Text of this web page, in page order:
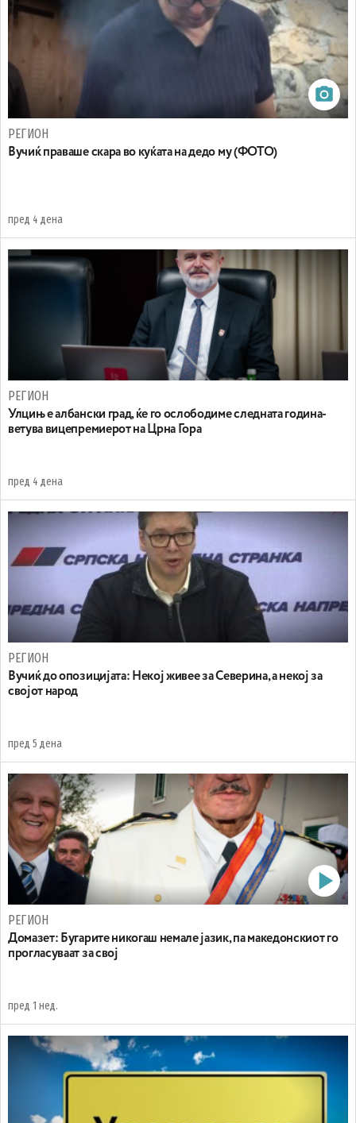
РЕГИОН
Вучиќ праваше скара во куќата на дедо му (ФОТО)
пред 4 дена
РЕГИОН
Улцињ е албански град, ќе го ослободиме следната година-
ветува вицепремиерот на Црна Гора
пред 4 дена
РЕГИОН
Вучиќ до опозицијата: Некој живее за Северина, а некој за
својот народ
пред 5 дена
РЕГИОН
Домазет: Бугарите никогаш немале јазик, па македонскиот го
прогласуваат за свој
пред 1 нед.